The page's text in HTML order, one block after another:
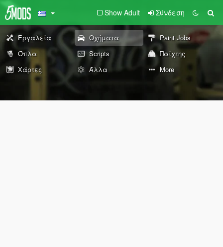
Show Adult Σύνδεση
Εργαλεία Οχήματα
Paint Jobs
Όπλα
Scripts
Παίχτης
Χάρτες
Άλλα More